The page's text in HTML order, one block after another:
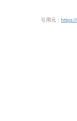
引用元：